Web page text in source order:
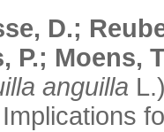
D.;
P.; Moens,
anguilla